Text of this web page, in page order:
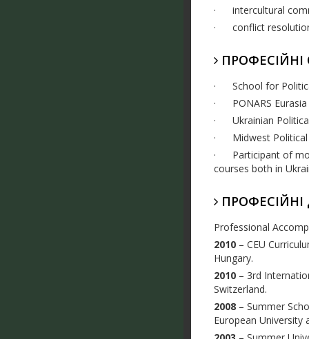
·
intercultural
·
conflict
·
School for
·
PONARS
·
Ukrainian
·
Midwest
·
Participant of
courses both in
Professional
2010 – CEU
Hungary.
2010 – 3rd
Switzerland.
2008 – Summer
European University